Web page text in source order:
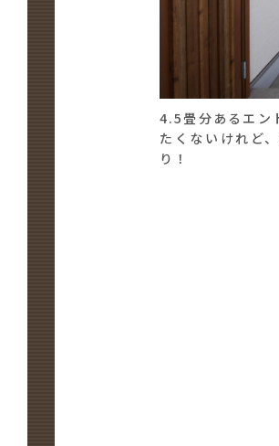
4.5畳分あるエン
たくないけれど
り！